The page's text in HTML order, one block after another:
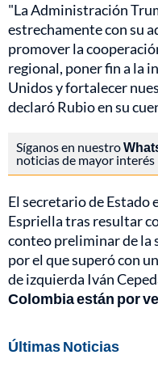
"La Administración
estrechamente con su
promover la
regional, poner fin a la
Unidos y fortalecer
declaró Rubio en su
Síganos en nuestro
noticias de mayor interés
El secretario de Estado
Espriella tras resultar
conteo preliminar de la
por el que superó con
de izquierda Iván
Colombia están por
Últimas Noticias